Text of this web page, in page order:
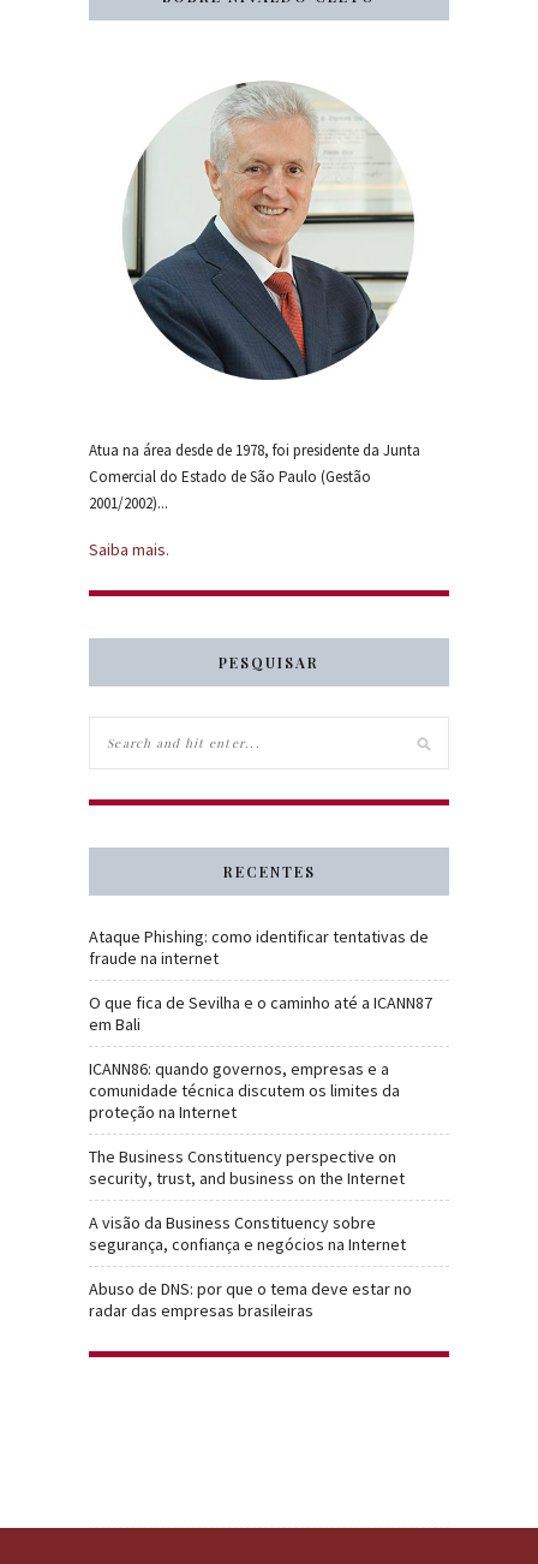
Atua na área desde de 1978, foi presidente da Junta
Comercial do Estado de São Paulo (Gestão
2001/2002)...
Saiba mais.
PESQUISAR
RECENTES
Ataque Phishing: como identificar tentativas de
fraude na internet
O que fica de Sevilha e o caminho até a ICANN87
em Bali
ICANN86: quando governos, empresas e a
comunidade técnica discutem os limites da
proteção na Internet
The Business Constituency perspective on
security, trust, and business on the Internet
A visão da Business Constituency sobre
segurança, confiança e negócios na Internet
Abuso de DNS: por que o tema deve estar no
radar das empresas brasileiras